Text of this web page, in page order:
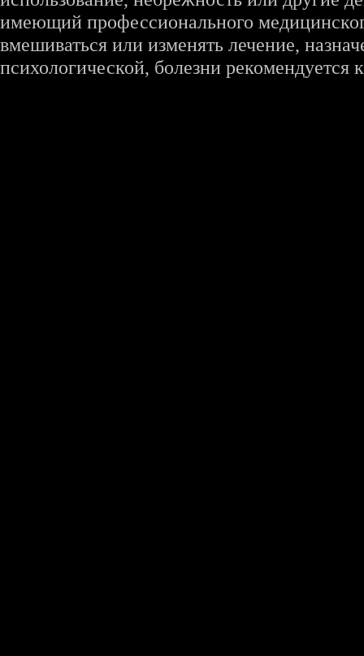
имеющий профессионального
вмешиваться или изменять лечение,
психологической, болезни рекомендуется